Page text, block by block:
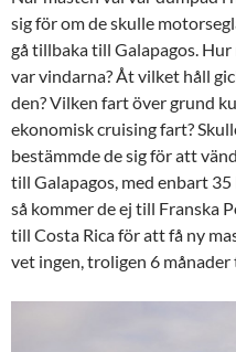
sig för om de skulle
gå tillbaka till Galapagos.
var vindarna? Åt vilket håll
den? Vilken fart över grund
ekonomisk cruising fart?
bestämmde de sig för att
till Galapagos, med enbart
så kommer de ej till Franska
till Costa Rica för att få ny
vet ingen, troligen 6